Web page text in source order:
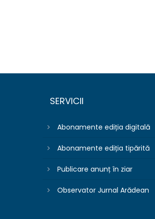
SERVICII
Abonamente ediția digitală
Abonamente ediția tipărită
Publicare anunț în ziar
Observator Jurnal Arădean